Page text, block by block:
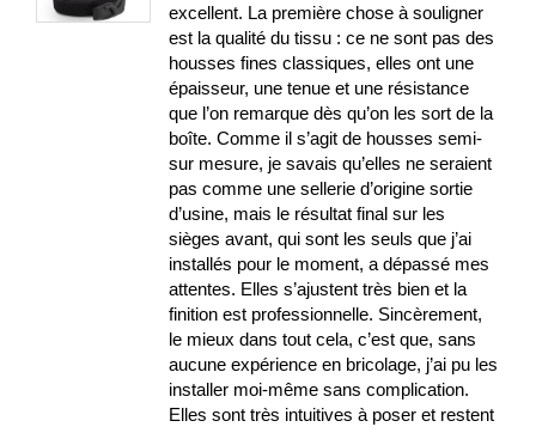
excellent. La première chose à souligner
est la qualité du tissu : ce ne sont pas des
housses fines classiques, elles ont une
épaisseur, une tenue et une résistance
que l’on remarque dès qu’on les sort de la
boîte. Comme il s’agit de housses semi-
sur mesure, je savais qu’elles ne seraient
pas comme une sellerie d’origine sortie
d’usine, mais le résultat final sur les
sièges avant, qui sont les seuls que j’ai
installés pour le moment, a dépassé mes
attentes. Elles s’ajustent très bien et la
finition est professionnelle. Sincèrement,
le mieux dans tout cela, c’est que, sans
aucune expérience en bricolage, j’ai pu les
installer moi-même sans complication.
Elles sont très intuitives à poser et restent